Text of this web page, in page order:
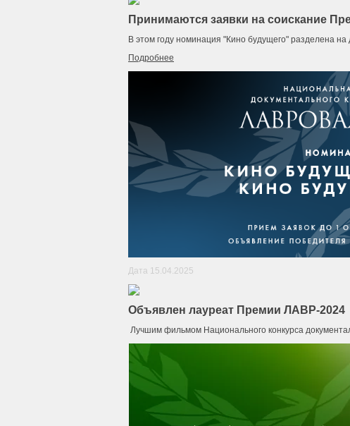
Принимаются заявки на соискание
В этом году номинация "Кино будущего" разделена
Подробнее
Дата 15.04.2025
Объявлен лауреат Премии ЛАВР-2024
Лучшим фильмом Национального конкурса